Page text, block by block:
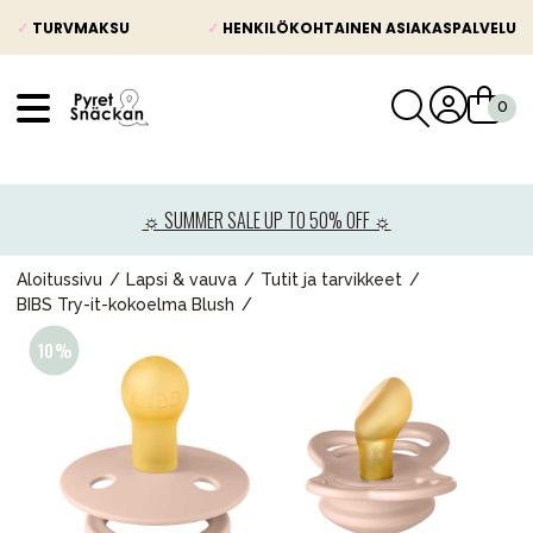
✓ TURVMAKSU ✓ HENKILÖKOHTAINEN ASIAKASPALVELU
☼ SUMMER SALE UP TO 50% OFF ☼
Aloitussivu Lapsi & vauva
Tutit ja tarvikkeet
BIBS Try-it-kokoelma Blush
Lastenvaunut
Lasten turvaistuimet
Lapsi & vauva
Äiti & Isä
Huonekalut & vuodevaatteet